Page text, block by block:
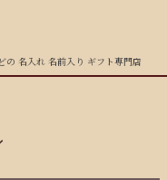
名入れ 名前入り ギフト専門店